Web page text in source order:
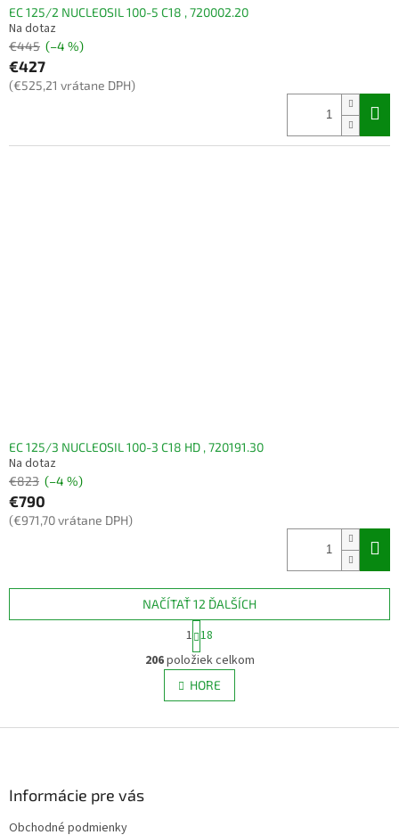
EC 125/2 NUCLEOSIL 100-5 C18 , 720002.20
Na dotaz
€445 (–4 %)
€427
(€525,21 vrátane DPH)
EC 125/3 NUCLEOSIL 100-3 C18 HD , 720191.30
Na dotaz
€823 (–4 %)
€790
(€971,70 vrátane DPH)
O
v
l
á
NAČÍTAŤ 12 ĎALŠÍCH
S
t
r
á
n
k
v
1 18
206položiek celkom
HORE
Informácie pre vás
Obchodné podmienky